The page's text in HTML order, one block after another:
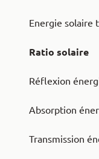
Energie solaire
Ratio solaire
Réflexion
Absorption
Transmission